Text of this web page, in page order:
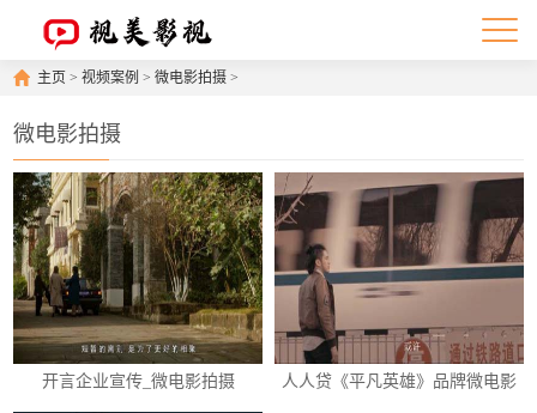
主页 >视频案例 >微电影拍摄 >
微电影拍摄
开言企业宣传_微电影拍摄 人人贷《平凡英雄》品牌微电影